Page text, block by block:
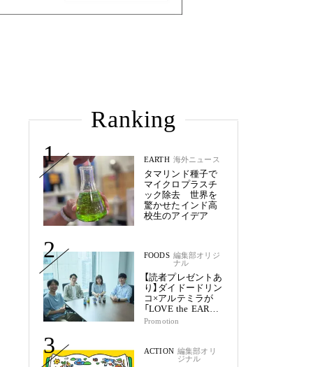
Ranking
1
EARTH 海外ニュース
タマリンド種子で
マイクロプラスチ
ック除去 世界を
驚かせたインド高
校生のアイデア
2 FOODS 編集部オリジ
ナル
【読者プレゼントあ
り】ダイドードリン
コ×アルテミラが
「LOVE the EARTH
シリーズ」で目指す
Promotion
3 ACTION 編集部オリ
ジナル